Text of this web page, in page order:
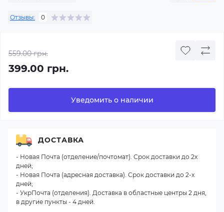
Отзывы: 0
559.00 грн.
399.00 грн.
Уведомить о наличии
ДОСТАВКА
- Новая Почта (отделение/почтомат). Срок доставки до 2х
дней;
- Новая Почта (адресная доставка). Срок доставки до 2-х
дней;
- УкрПочта (отделения). Доставка в областные центры 2 дня,
в другие пункты - 4 дней.